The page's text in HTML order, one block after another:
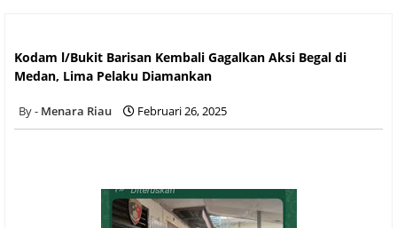
Kodam l/Bukit Barisan Kembali Gagalkan Aksi Begal di
Medan, Lima Pelaku Diamankan
Menara Riau Februari 26, 2025